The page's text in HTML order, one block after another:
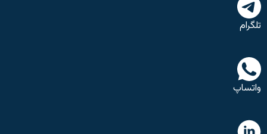
تلگرام
واتساپ